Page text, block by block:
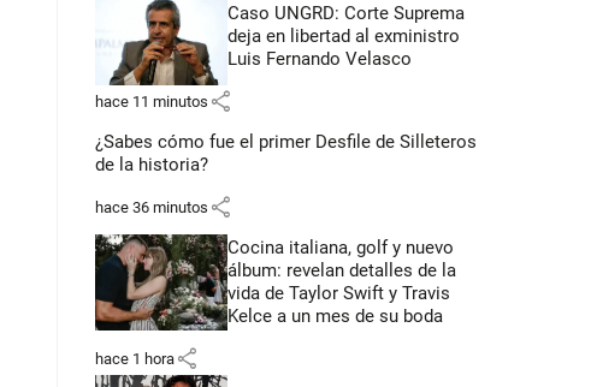
Caso UNGRD: Corte Suprema
deja en libertad al exministro
Luis Fernando Velasco
hace 11 minutos share
¿Sabes cómo fue el primer Desfile de Silleteros
de la historia?
hace 36 minutos share
Cocina italiana, golf y nuevo
álbum: revelan detalles de la
vida de Taylor Swift y Travis
Kelce a un mes de su boda
hace 1 hora share